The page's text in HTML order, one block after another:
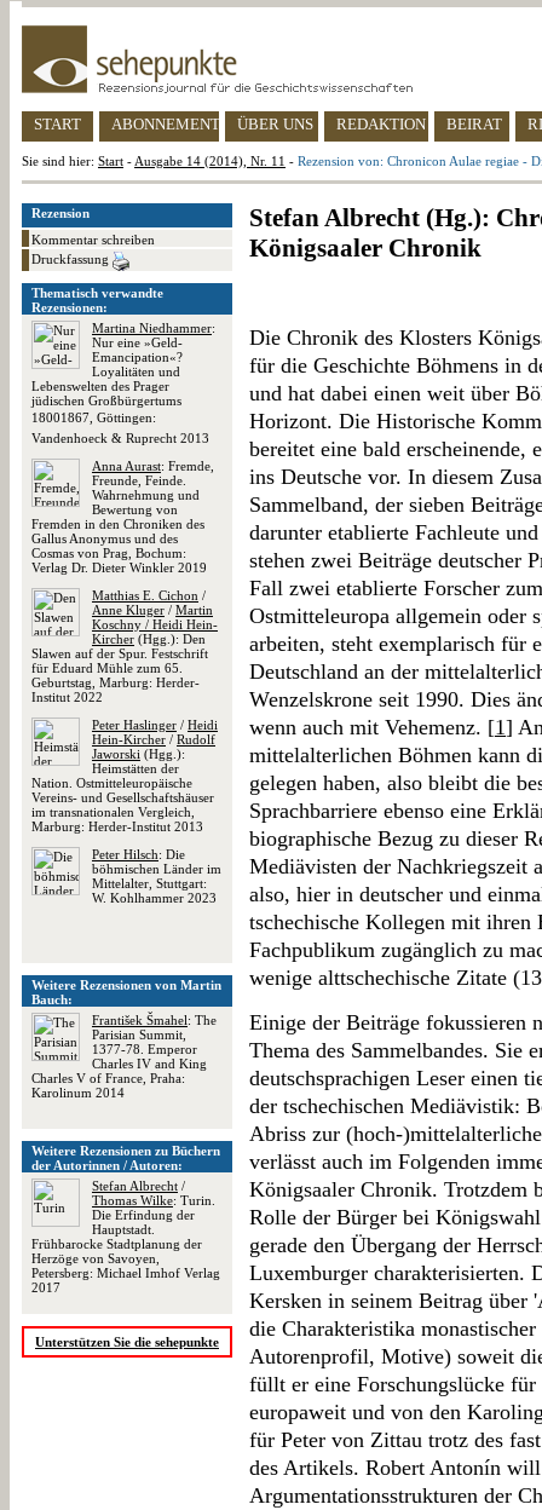
START ABONNEMENT ÜBER UNS REDAKTION BEIRAT
Sie sind hier: Start - Ausgabe 14 (2014), Nr. 11 - Rezension von: Chronicon Aulae regiae -
Rezension
Kommentar schreiben
Druckfassung
Thematisch verwandte
Rezensionen:
Martina Niedhammer:
Nur eine »Geld-
Emancipation«?
Loyalitäten und
Lebenswelten des Prager
jüdischen Großbürgertums
18001867, Göttingen:
Vandenhoeck & Ruprecht 2013
Anna Aurast: Fremde,
Freunde, Feinde.
Wahrnehmung und
Bewertung von
Fremden in den Chroniken des
Gallus Anonymus und des
Cosmas von Prag, Bochum:
Verlag Dr. Dieter Winkler 2019
Matthias E. Cichon /
Anne Kluger / Martin
Koschny / Heidi Hein-
Kircher (Hgg.): Den
Slawen auf der Spur. Festschrift
für Eduard Mühle zum 65.
Geburtstag, Marburg: Herder-
Institut 2022
Peter Haslinger / Heidi
Hein-Kircher / Rudolf
Jaworski (Hgg.):
Heimstätten der
Nation. Ostmitteleuropäische
Vereins- und Gesellschaftshäuser
im transnationalen Vergleich,
Marburg: Herder-Institut 2013
Peter Hilsch: Die
böhmischen Länder im
Mittelalter, Stuttgart:
W. Kohlhammer 2023
Weitere Rezensionen von Martin
Bauch:
František Šmahel: The
Parisian Summit,
1377-78. Emperor
Charles IV and King
Charles V of France, Praha:
Karolinum 2014
Weitere Rezensionen zu Büchern
der Autorinnen / Autoren:
Stefan Albrecht /
Thomas Wilke: Turin.
Die Erfindung der
Hauptstadt.
Frühbarocke Stadtplanung der
Herzöge von Savoyen,
Petersberg: Michael Imhof Verlag
2017
Unterstützen Sie die sehepunkte
Stefan Albrecht (Hg.):
Königsaaler Chronik
Die Chronik des Klosters
für die Geschichte Böhmens in
und hat dabei einen weit über
Horizont. Die Historische
bereitet eine bald erscheinende,
ins Deutsche vor. In diesem
Sammelband, der sieben
darunter etablierte Fachleute
stehen zwei Beiträge deutscher
Fall zwei etablierte Forscher
Ostmitteleuropa allgemein oder
arbeiten, steht exemplarisch für
Deutschland an der
Wenzelskrone seit 1990. Dies
wenn auch mit Vehemenz. [1]
mittelalterlichen Böhmen kann
gelegen haben, also bleibt die
Sprachbarriere ebenso eine
biographische Bezug zu dieser
Mediävisten der Nachkriegszeit
also, hier in deutscher und
tschechische Kollegen mit ihren
Fachpublikum zugänglich zu
wenige alttschechische Zitate
Einige der Beiträge fokussieren
Thema des Sammelbandes. Sie
deutschsprachigen Leser einen
der tschechischen Mediävistik:
Abriss zur (hoch-
verlässt auch im Folgenden
Königsaaler Chronik. Trotzdem
Rolle der Bürger bei
gerade den Übergang der
Luxemburger charakterisierten.
Kersken in seinem Beitrag über
die Charakteristika
Autorenprofil, Motive) soweit
füllt er eine Forschungslücke
europaweit und von den
für Peter von Zittau trotz des
des Artikels. Robert Antonín
Argumentationsstrukturen der